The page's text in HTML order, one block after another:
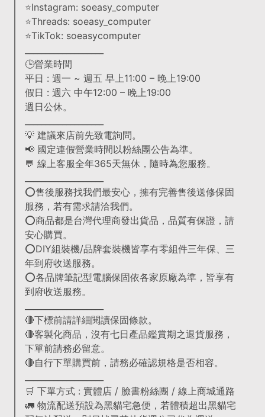
⭐Instagram: soeasy_computer
⭐Threads: soeasy_computer
⭐TikTok: soeasycomputer
🕒營業時間
平日 : 週一 ~ 週五 早上11:00 – 晚上19:00
假日 : 週六 中午12:00 – 晚上19:00
週日公休。
💡 建議來店前先致電詢問。
📢 國定連假營業時間以粉絲團公告為準。
💬 線上客服全年365天無休，隨時為您服務。
⭕售後服務找我們最安心，擁有完善售後送修保固
服務，若有需求請洽我們。
⭕商品都是台灣代理商發出貨品，品質有保證，請
安心購買。
⭕DIY組裝機/品牌套裝機皆享有零組件三年保、三
年到府收送服務。
⭕各品牌筆記型電腦保固依各家原廠為準，皆享有
到府收送服務。
🔴下標前請詳細閱讀保固條款。
🔴客製化商品，沒有七日產品鑑賞期之退貨服務，
下單前請務必留意。
🔴自行下單購買前，請務必確認規格是否相容。
🛒 下單方式 : 實體店 / 臉書粉絲團 / 線上商城通路
🚛 物流配送預設為黑貓宅急便，若體積超出黑貓宅